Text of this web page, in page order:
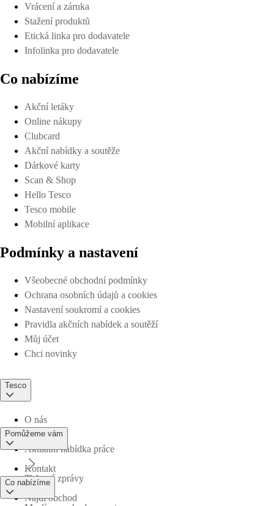
Vrácení a záruka
Stažení produktů
Etická linka pro dodavatele
Infolinka pro dodavatele
Co nabízíme
Akční letáky
Online nákupy
Clubcard
Akční nabídky a soutěže
Dárkové karty
Scan & Shop
Hello Tesco
Tesco mobile
Mobilní aplikace
Podmínky a nastavení
Všeobecné obchodní podmínky
Ochrana osobních údajů a cookies
Nastavení soukromí a cookies
Pravidla akčních nabídek a soutěží
Můj účet
Chci novinky
Tesco
O nás
Aktuální nabídka práce
Tiskové zprávy
Pomůžeme vám
Kontakt
Najdi obchod
Co nabízíme